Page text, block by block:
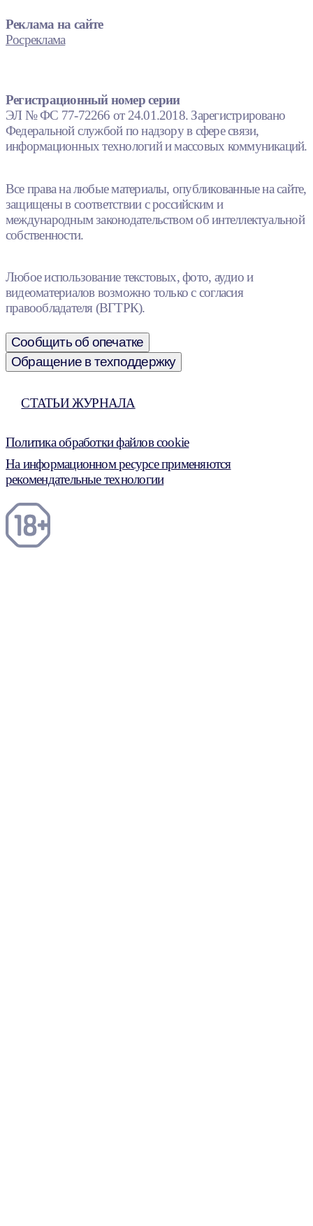
Реклама на сайте
Росреклама
Регистрационный номер серии
ЭЛ № ФС 77-72266 от 24.01.2018. Зарегистрировано
Федеральной службой по надзору в сфере связи,
информационных технологий и массовых коммуникаций.
Все права на любые материалы, опубликованные на сайте,
защищены в соответствии с российским и
международным законодательством об интеллектуальной
собственности.
Любое использование текстовых, фото, аудио и
видеоматериалов возможно только с согласия
правообладателя (ВГТРК).
Сообщить об опечатке
Обращение в техподдержку
СТАТЬИ ЖУРНАЛА
Политика обработки файлов cookie
На информационном ресурсе применяются
рекомендательные технологии